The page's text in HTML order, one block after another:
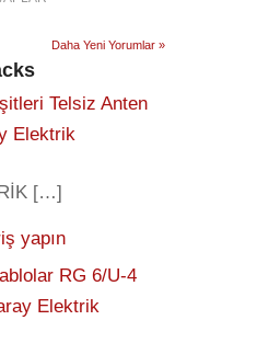
Daha Yeni Yorumlar »
Telsiz Anten
Elektrik
[…]
yapın
RG 6/U-4
Elektrik